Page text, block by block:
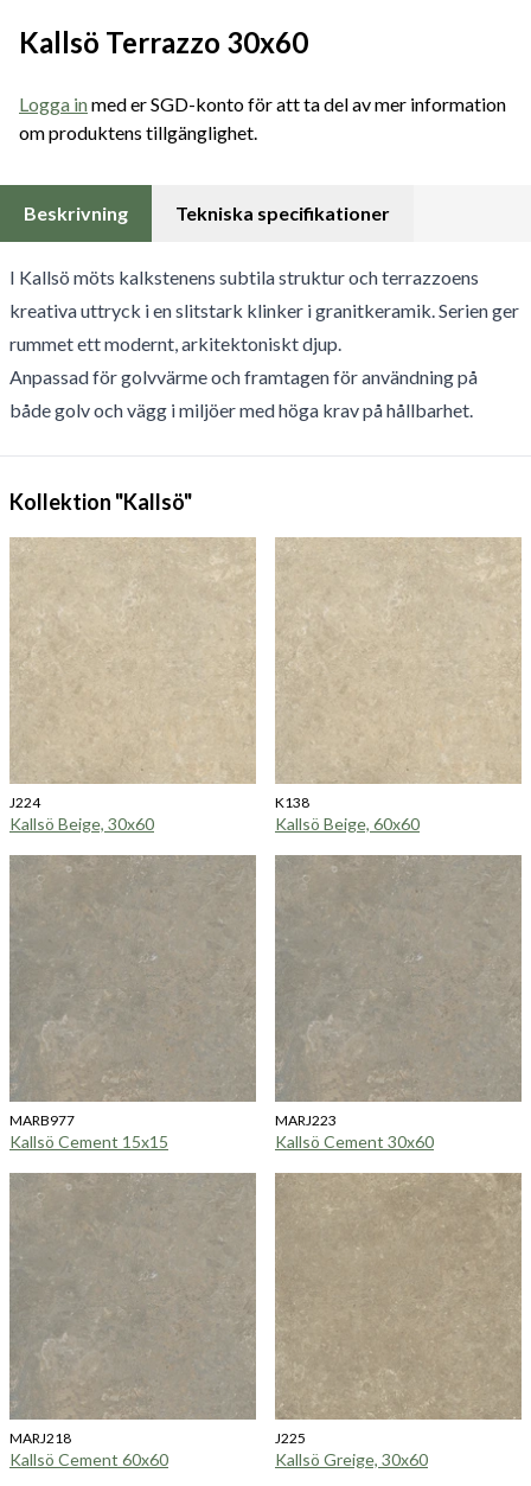
Kallsö Terrazzo 30x60
Logga inmed er SGD-konto för att ta del av mer information
om produktens tillgänglighet.
Beskrivning Tekniska specifikationer
I Kallsö möts kalkstenens subtila struktur och terrazzoens
kreativa uttryck i en slitstark klinker i granitkeramik. Serien ger
rummet ett modernt, arkitektoniskt djup.
Anpassad för golvvärme och framtagen för användning på
både golv och vägg i miljöer med höga krav på hållbarhet.
Kollektion "Kallsö"
J224
Kallsö Beige, 30x60
K138
Kallsö Beige, 60x60
MARB977
Kallsö Cement 15x15
MARJ223
Kallsö Cement 30x60
MARJ218
Kallsö Cement 60x60
J225
Kallsö Greige, 30x60